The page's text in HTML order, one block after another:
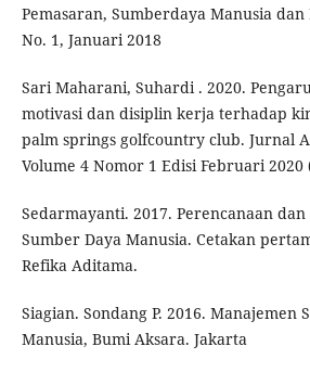
Pemasaran, Sumberdaya Manusia dan
No. 1, Januari 2018
Sari Maharani, Suhardi . 2020.
motivasi dan disiplin kerja terhadap
palm springs golfcountry club. Jurnal
Volume 4 Nomor 1 Edisi Februari 2020
Sedarmayanti. 2017. Perencanaan
Sumber Daya Manusia. Cetakan
Refika Aditama.
Siagian. Sondang P. 2016. Manajemen
Manusia, Bumi Aksara. Jakarta